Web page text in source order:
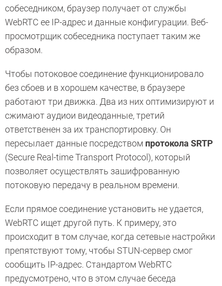
собеседником, браузер получает от службы
WebRTC ее IP-адрес и данные конфигурации. Веб-
просмотрщик собеседника поступает таким же
образом.
Чтобы потоковое соединение функционировало
без сбоев и в хорошем качестве, в браузере
работают три движка. Два из них оптимизируют и
сжимают аудиои видеоданные, третий
ответственен за их транспортировку. Он
пересылает данные посредством протокола SRTP
(Secure Real-time Transport Protocol), который
позволяет осуществлять зашифрованную
потоковую передачу в реальном времени.
Если прямое соединение установить не удается,
WebRTC ищет другой путь. К примеру, это
происходит в том случае, когда сетевые настройки
препятствуют тому, чтобы STUN-сервер смог
сообщить IP-адрес. Стандартом WebRTC
предусмотрено, что в этом случае беседа